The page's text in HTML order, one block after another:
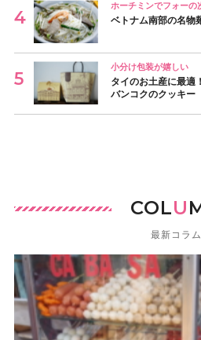
ホーチミンでフォーの
ベトナム南部の名物
小分け包装が嬉しい
タイのお土産に最適
バンコクのクッキー
COLU
最新コラム